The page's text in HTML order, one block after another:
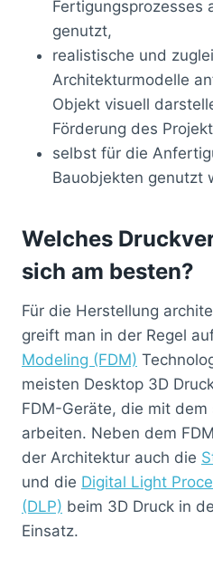
Fertigungsprozesses
genutzt,
realistische und
Architekturmodelle
Objekt visuell
Förderung des
selbst für die
Bauobjekten genutzt
Welches
sich am besten?
Für die Herstellung
greift man in der Regel
Modeling (FDM)
meisten Desktop 3D
FDM-Geräte, die mit dem
arbeiten. Neben dem
der Architektur auch die
und die Digital Light
(DLP) beim 3D Druck in
Einsatz.